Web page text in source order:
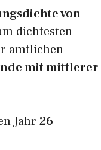
von
dichtesten
amtlichen
mit mittlerer
Jahr 26